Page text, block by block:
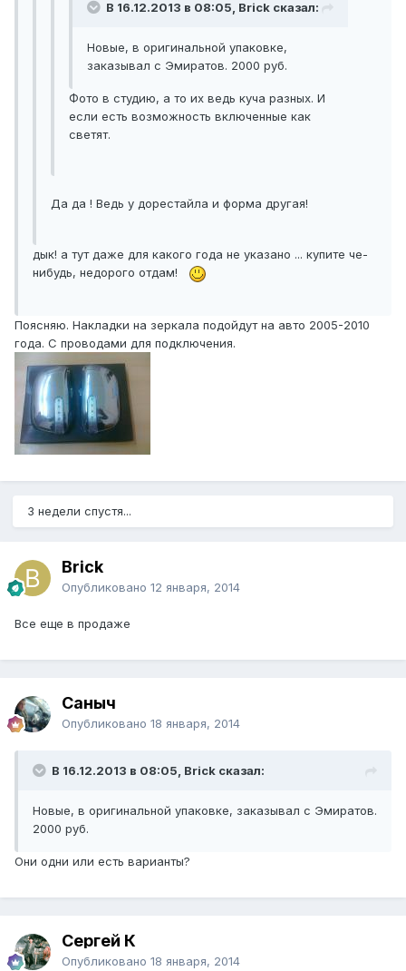
В 16.12.2013 в 08:05, Brick сказал:
Новые, в оригинальной упаковке,
заказывал с Эмиратов. 2000 руб.
Фото в студию, а то их ведь куча разных. И
если есть возможность включенные как
светят.
Да да ! Ведь у дорестайла и форма другая!
дык! а тут даже для какого года не указано ... купите че-
нибудь, недорого отдам!
Поясняю. Накладки на зеркала подойдут на авто 2005-2010
года. С проводами для подключения.
3 недели спустя...
Brick
Опубликовано 12 января, 2014
Все еще в продаже
Саныч
Опубликовано 18 января, 2014
В 16.12.2013 в 08:05, Brick сказал:
Новые, в оригинальной упаковке, заказывал с Эмиратов.
2000 руб.
Они одни или есть варианты?
Сергей К
Опубликовано 18 января, 2014